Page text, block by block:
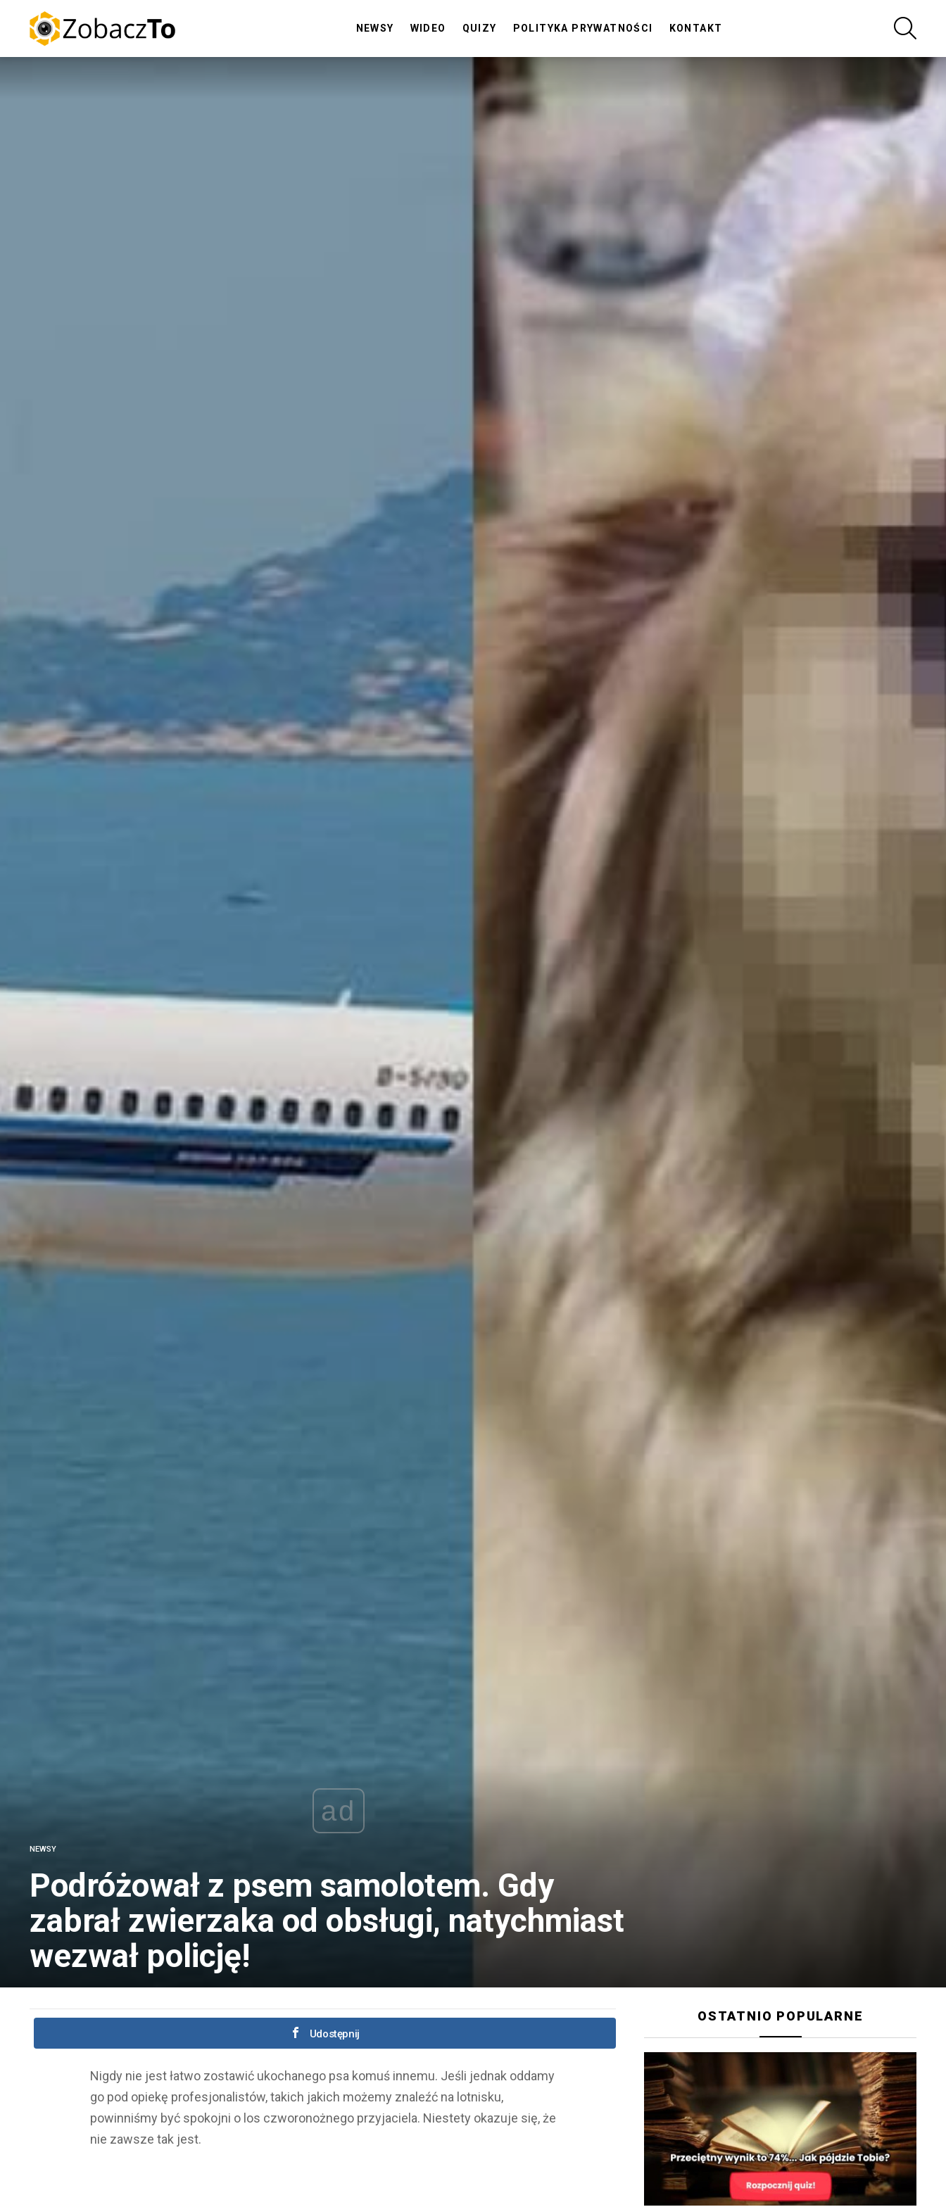
NEWSY WIDEO QUIZY POLITYKA PRYWATNOŚCI KONTAKT
ad
NEWSY
Podróżował z psem samolotem. Gdy
zabrał zwierzaka od obsługi, natychmiast
wezwał policję!
Udostępnij
Nigdy nie jest łatwo zostawić ukochanego psa komuś innemu. Jeśli jednak oddamy
go pod opiekę profesjonalistów, takich jakich możemy znaleźć na lotnisku,
powinniśmy być spokojni o los czworonożnego przyjaciela. Niestety okazuje się, że
nie zawsze tak jest.
OSTATNIO POPULARNE